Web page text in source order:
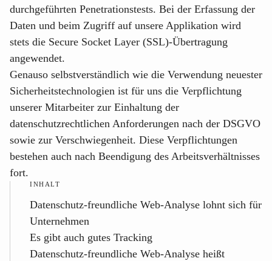
durchgeführten Penetrationstests. Bei der Erfassung der
Daten und beim Zugriff auf unsere Applikation wird
stets die Secure Socket Layer (SSL)-Übertragung
angewendet.
Genauso selbstverständlich wie die Verwendung neuester
Sicherheitstechnologien ist für uns die Verpflichtung
unserer Mitarbeiter zur Einhaltung der
datenschutzrechtlichen Anforderungen nach der DSGVO
sowie zur Verschwiegenheit. Diese Verpflichtungen
bestehen auch nach Beendigung des Arbeitsverhältnisses
fort.
INHALT
Datenschutz-freundliche Web-Analyse lohnt sich für
Unternehmen
Es gibt auch gutes Tracking
Datenschutz-freundliche Web-Analyse heißt